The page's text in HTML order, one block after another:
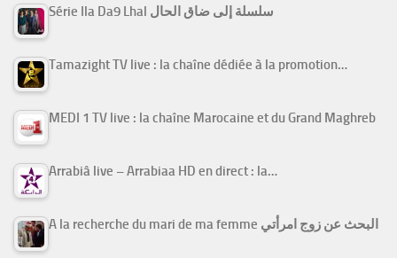
Série Ila Da9 Lhal سلسلة إلى ضاق الحال
Tamazight TV live : la chaîne dédiée à la promotion…
MEDI 1 TV live : la chaîne Marocaine et du Grand Maghreb
Arrabiâ live – Arrabiaa HD en direct : la…
A la recherche du mari de ma femme البحث عن زوج امرأتي